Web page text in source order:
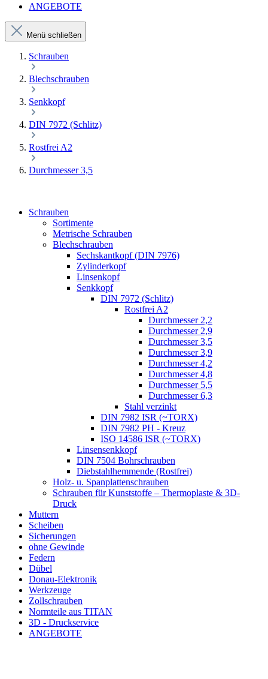
ANGEBOTE
Menü schließen
Schrauben
Blechschrauben
Senkkopf
DIN 7972 (Schlitz)
Rostfrei A2
Durchmesser 3,5
Schrauben
Sortimente
Metrische Schrauben
Blechschrauben
Sechskantkopf (DIN 7976)
Zylinderkopf
Linsenkopf
Senkkopf
DIN 7972 (Schlitz)
Rostfrei A2
Durchmesser 2,2
Durchmesser 2,9
Durchmesser 3,5
Durchmesser 3,9
Durchmesser 4,2
Durchmesser 4,8
Durchmesser 5,5
Durchmesser 6,3
Stahl verzinkt
DIN 7982 ISR (~TORX)
DIN 7982 PH - Kreuz
ISO 14586 ISR (~TORX)
Linsensenkkopf
DIN 7504 Bohrschrauben
Diebstahlhemmende (Rostfrei)
Holz- u. Spanplattenschrauben
Schrauben für Kunststoffe – Thermoplaste & 3D-
Druck
Muttern
Scheiben
Sicherungen
ohne Gewinde
Federn
Dübel
Donau-Elektronik
Werkzeuge
Zollschrauben
Normteile aus TITAN
3D - Druckservice
ANGEBOTE